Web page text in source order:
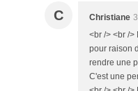
C Christiane
<br /> <br />
pour raison
rendre une
C'est une